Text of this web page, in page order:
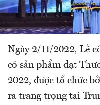
Ngày 2/11/2022, Lễ
có sản phẩm đạt
2022, được tổ chức
ra trang trọng tại